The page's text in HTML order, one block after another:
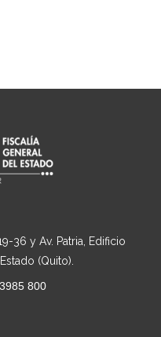
36 y Av. Patria, Edificio
(Quito).
800